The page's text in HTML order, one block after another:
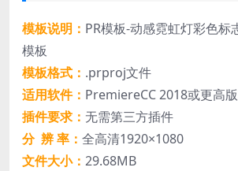
模板说明： PR模板-动感霓虹灯彩色
模板
模板格式： .prproj文件
适用软件： PremiereCC 2018或更高
插件要求： 无需第三方插件
分 辨 率： 全高清1920×1080
文件大小： 29.68MB